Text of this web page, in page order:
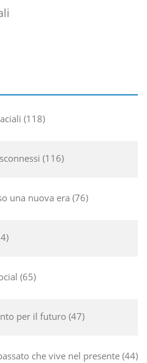
118
116
una nuova era 76
65
per il futuro 47
che vive nel presente 44